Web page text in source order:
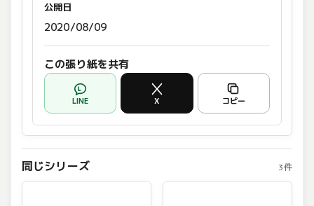
公開日
2020/08/09
この張り紙を共有
LINE X コピー
同じシリーズ 3件